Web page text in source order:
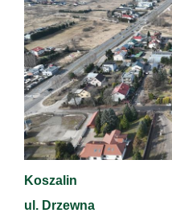
Koszalin
ul. Drzewna